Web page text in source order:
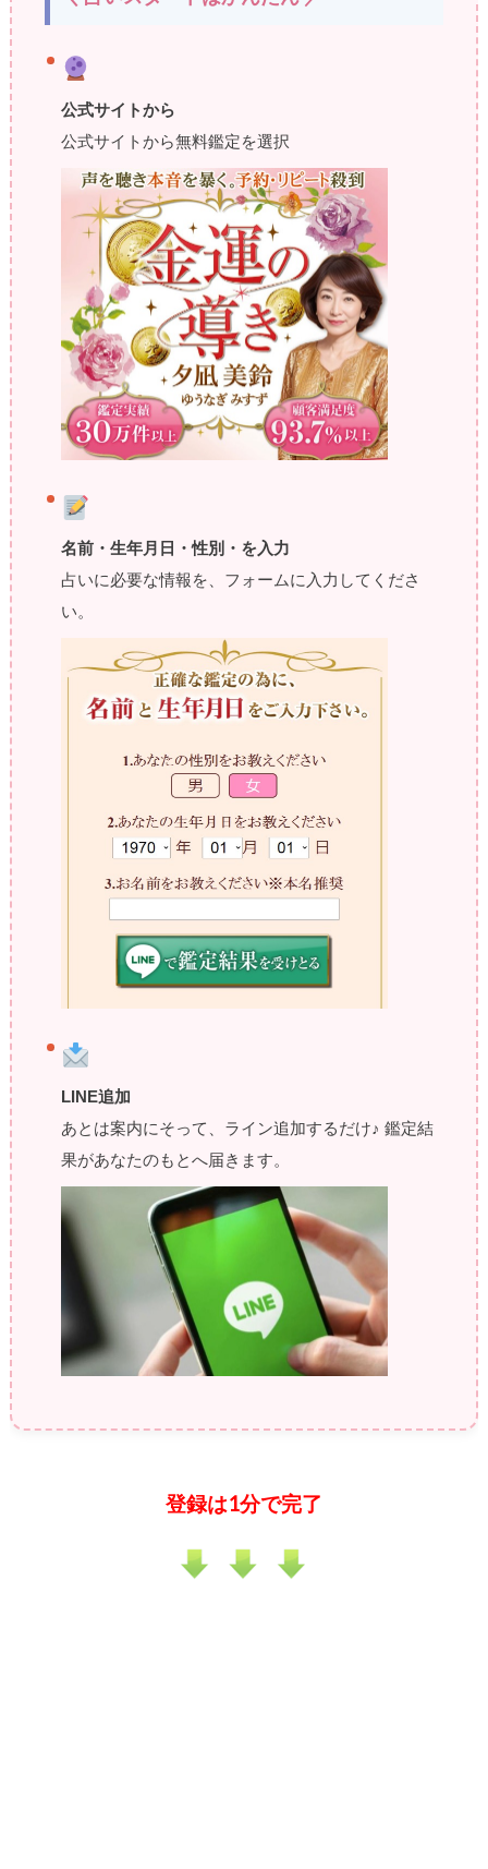
公式サイトから
公式サイトから無料鑑定を選択
名前・生年月日・性別・を入力
占いに必要な情報を、フォームに入力してくださ
い。
LINE追加
あとは案内にそって、ライン追加するだけ♪ 鑑定結
果があなたのもとへ届きます。
登録は1分で完了